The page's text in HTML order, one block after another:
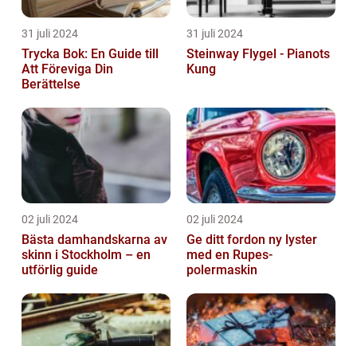
31 juli 2024
Trycka Bok: En Guide till
Att Föreviga Din
Berättelse
31 juli 2024
Steinway Flygel - Pianots
Kung
02 juli 2024
Bästa damhandskarna av
skinn i Stockholm – en
utförlig guide
02 juli 2024
Ge ditt fordon ny lyster
med en Rupes-
polermaskin